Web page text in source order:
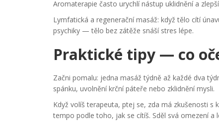
Aromaterapie často urychlí nástup uklidnění a
Lymfatická a regenerační masáž: když tělo cítí
psychiky — tělo bez zátěže snáší stres lépe.
Praktické tipy — co
Začni pomalu: jedna masáž týdně až každé dva
spánku, uvolnění krční páteře nebo zklidnění mysli.
Když volíš terapeuta, ptej se, zda má zkušenosti
tempo podle toho, jak se cítíš. Sděl svá omezení a